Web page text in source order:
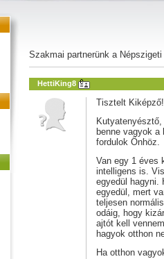
Szakmai partnerünk a
HettiKing8
Tisztelt Kiképző!
benne vagyok
fordulok Önhöz.
Van egy 1 éves
intelligens is.
egyedül hagyni.
egyedül, mert
teljesen
odáig, hogy
ajtót kell
hagyok otthon
Ha otthon